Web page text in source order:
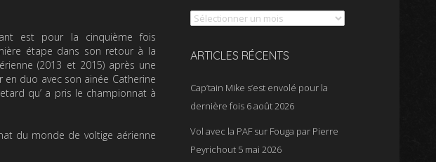
est pour la cinquième fois
étape dans son retour à la
(2013 et 2015) après une
duo avec son ainée Catherine
qu’ a pris le championnat à
du monde de voltige aérienne
ARTICLES RÉCENTS
Cap’tain Mike s’est envolé pour la
dernière fois 6 août 2026
Vol avec la PAF sur Fouga par Pierre
Peyrichout 5 mai 2026